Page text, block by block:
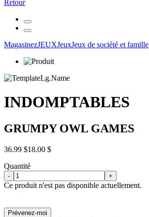
Retour
MagasinezJEUXJeuxJeux de société et famille
INDOMPTABLES
GRUMPY OWL GAMES
36.99 $18.00 $
Quantité
- +
Ce produit n'est pas disponible actuellement.
Prévenez-moi